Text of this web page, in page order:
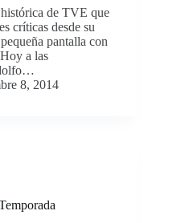
de TVE que
críticas desde su
pantalla con
a las
8, 2014